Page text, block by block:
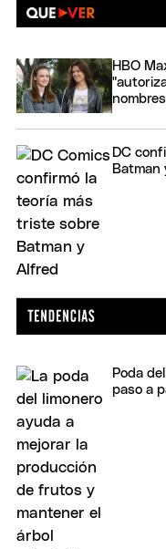
HBO
DC
Batman
Poda
paso a